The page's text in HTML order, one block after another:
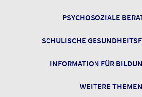
PSYCHOSOZIALE
SCHULISCHE
INFORMATION FÜR
​​​​​​​WEITERE THEMEN